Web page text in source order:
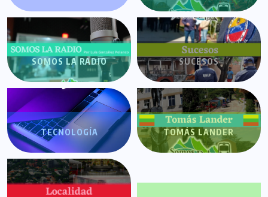
SOMOS LA RADIO SUCESOS
TECNOLOGÍA TOMÁS LANDER